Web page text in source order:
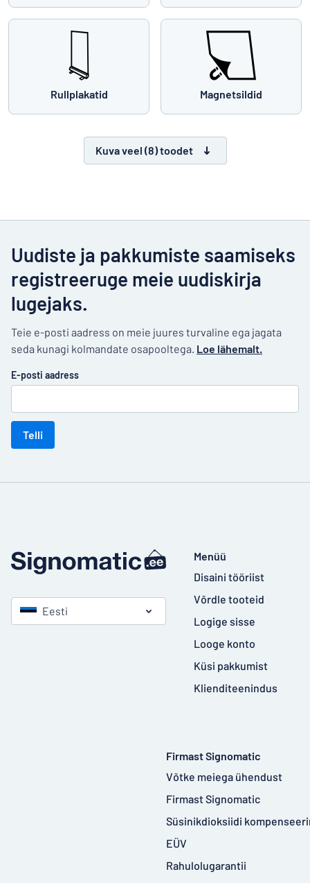
Rullplakatid Magnetsildid
Kuva veel (8) toodet
Uudiste ja pakkumiste saamiseks
registreeruge meie uudiskirja
lugejaks.
Teie e-posti aadress on meie juures turvaline ega jagata
seda kunagi kolmandate osapooltega. Loe lähemalt.
E-posti aadress
Telli
Eesti
Menüü
Disaini tööriist
Võrdle tooteid
Logige sisse
Looge konto
Küsi pakkumist
Klienditeenindus
Firmast Signomatic
Võtke meiega ühendust
Firmast Signomatic
Süsinikdioksiidi
EÜV
Rahulolugarantii